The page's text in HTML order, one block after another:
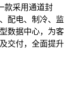
款采用通道封
配电、制冷、监
数据中心，为客
交付，全面提升